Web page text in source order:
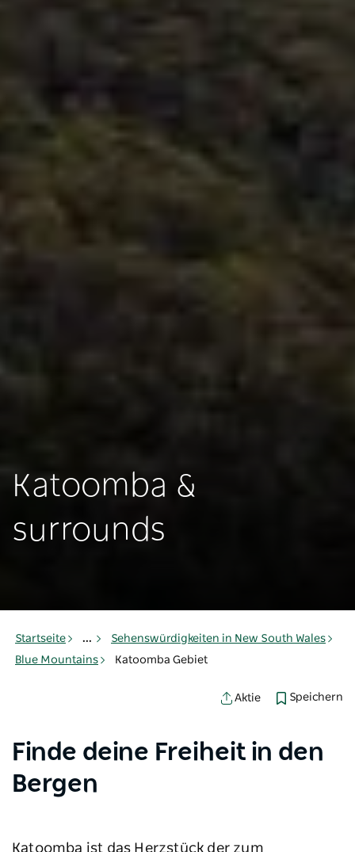
Katoomba &
surrounds
Startseite ...
Sehenswürdigkeiten in New South Wales
Blue Mountains
Katoomba Gebiet
Aktie Speichern
Finde deine Freiheit in den
Bergen
Katoomba ist das Herzstück der zum